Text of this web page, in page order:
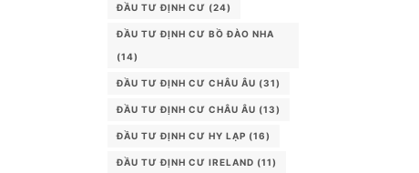
ĐẦU TƯ ĐỊNH CƯ (24)
ĐẦU TƯ ĐỊNH CƯ BỒ ĐÀO NHA
(14)
ĐẦU TƯ ĐỊNH CƯ CHÂU ÂU (31)
ĐẦU TƯ ĐỊNH CƯ CHÂU ÂU (13)
ĐẦU TƯ ĐỊNH CƯ HY LẠP (16)
ĐẦU TƯ ĐỊNH CƯ IRELAND (11)